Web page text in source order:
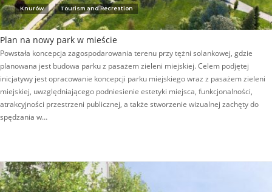
Knurów Tourism and Recreation
Plan na nowy park w mieście
Powstała koncepcja zagospodarowania terenu przy tężni solankowej, gdzie
planowana jest budowa parku z pasażem zieleni miejskiej. Celem podjętej
inicjatywy jest opracowanie koncepcji parku miejskiego wraz z pasażem zieleni
miejskiej, uwzględniającego podniesienie estetyki miejsca, funkcjonalności,
atrakcyjności przestrzeni publicznej, a także stworzenie wizualnej zachęty do
spędzania w…